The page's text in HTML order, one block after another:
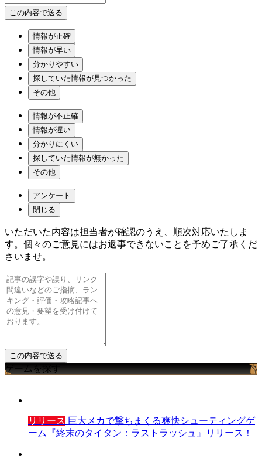
情報が正確
情報が早い
分かりやすい
探していた情報が見つかった
その他
情報が不正確
情報が遅い
分かりにくい
探していた情報が無かった
その他
アンケート
閉じる
いただいた内容は担当者が確認のうえ、順次対応いたしま
す。個々のご意見にはお返事できないことを予めご了承くだ
さいませ。
ゲームを探す
リリース 巨大メカで撃ちまくる爽快シューティングゲ
ーム『終末のタイタン：ラストラッシュ』リリース！